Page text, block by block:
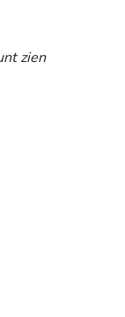
zien